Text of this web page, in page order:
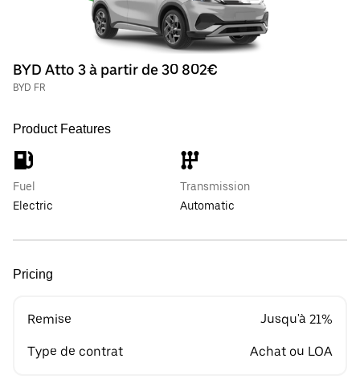
BYD Atto 3 à partir de 30 802€
BYD FR
Product Features
Fuel
Electric
Transmission
Automatic
Pricing
Remise Jusqu'à 21%
Type de contrat Achat ou LOA